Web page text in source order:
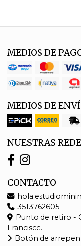
MEDIOS DE
MEDIOS DE
NUESTRAS
CONTACTO
3513762605
Punto de retiro -
Francisco.
Botón de